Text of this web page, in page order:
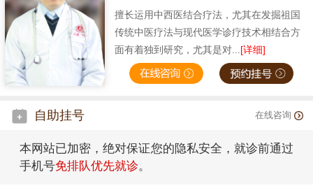
擅长运用中西医结合疗法，尤其在发掘祖国
传统中医疗法与现代医学诊疗技术相结合方
面有着独到研究，尤其是对...[详细]
自助挂号 在线咨询
本网站已加密，绝对保证您的隐私安全，就诊前通过
手机号免排队优先就诊。